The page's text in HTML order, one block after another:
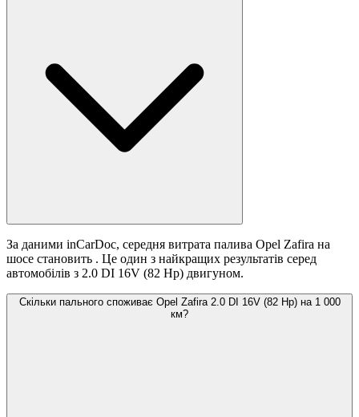
За даними inCarDoc, середня витрата палива Opel Zafira на
шосе становить . Це один з найкращих результатів серед
автомобілів з 2.0 DI 16V (82 Hp) двигуном.
Скільки пального споживає Opel Zafira 2.0 DI 16V (82 Hp) на 1 000
км?